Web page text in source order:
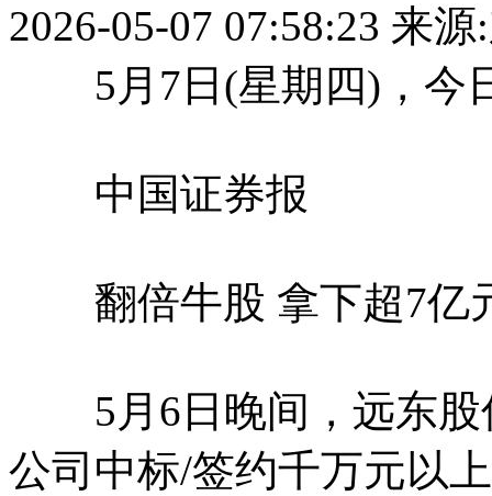
2026-05-07 07:58:23 来源
5月7日(星期四)，今
中国证券报
翻倍牛股 拿下超7亿
5月6日晚间，远东股
公司中标/签约千万元以